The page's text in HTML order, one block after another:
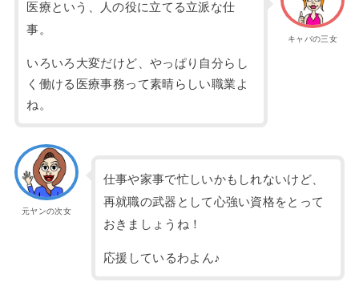
キャバの三女
医療という、人の役に立てる立派な仕
事。
いろいろ大変だけど、やっぱり自分らし
く働ける医療事務って素晴らしい職業よ
ね。
元ヤンの次女
仕事や家事で忙しいかもしれないけど、
再就職の武器として心強い資格をとって
おきましょうね！
応援しているわよん♪